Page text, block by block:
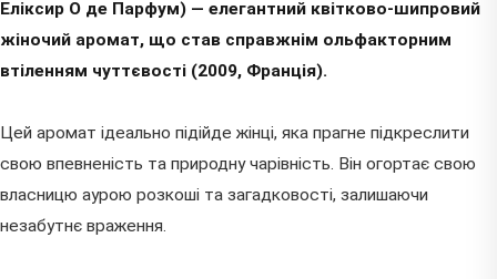
Еліксир О де Парфум) — елегантний квітково-шипровий
жіночий аромат, що став справжнім ольфакторним
втіленням чуттєвості (2009, Франція).
Цей аромат ідеально підійде жінці, яка прагне підкреслити
свою впевненість та природну чарівність. Він огортає свою
власницю аурою розкоші та загадковості, залишаючи
незабутнє враження.